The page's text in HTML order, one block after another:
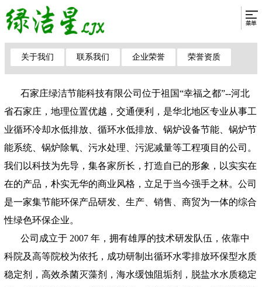
关于我们 联系我们 企业荣誉 荣誉资质
石家庄绿洁节能科技有限公司位于祖国“幸福之都”--河北
省石家庄，地理位置优越，交通便利，是华北地区专业从事工
业循环冷却水低排放、循环水低排放、锅炉设备节能、锅炉节
能系统、锅炉除氧、污水处理、污泥减量等工程项目的公司。
我们以科技为先导，集各家所长，打造自已的形象，以实实在
在的产品，朴实无华的商业风格，立足于当今强手之林。公司
是一家集节能环保产品研发、生产、销售、商贸为一体的综合
性绿色环保企业。
公司成立于 2007 年，拥有雄厚的技术研发队伍，依靠中
科院及高等院校为依托，成功研制出循环水零排放环保型水质
稳定剂，高效杀菌灭藻剂，海水缓蚀阻垢剂，脱盐水水质稳定